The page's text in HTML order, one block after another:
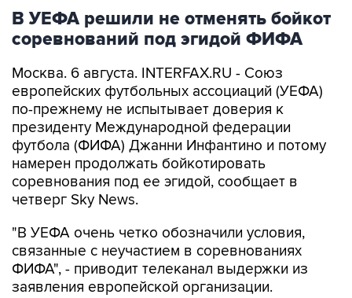
В УЕФА решили не отменять бойкот
соревнований под эгидой ФИФА
Москва. 6 августа. INTERFAX.RU - Союз
европейских футбольных ассоциаций (УЕФА)
по-прежнему не испытывает доверия к
президенту Международной федерации
футбола (ФИФА) Джанни Инфантино и потому
намерен продолжать бойкотировать
соревнования под ее эгидой, сообщает в
четверг Sky News.
"В УЕФА очень четко обозначили условия,
связанные с неучастием в соревнованиях
ФИФА", - приводит телеканал выдержки из
заявления европейской организации.